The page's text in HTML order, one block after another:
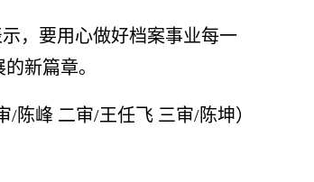
，要用心做好档案事业每一
新篇章。
/陈峰 二审/王任飞 三审/陈坤）